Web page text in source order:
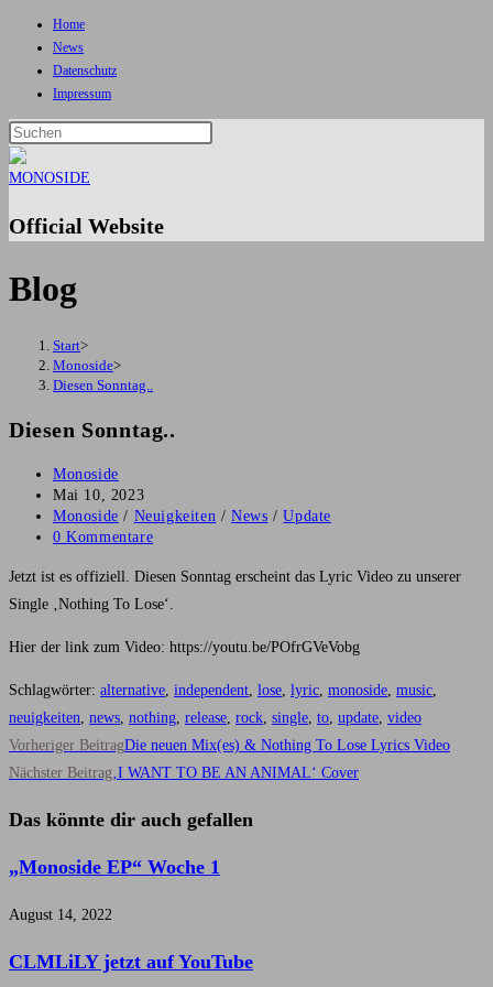
Inhalt
springen
Home
News
Datenschutz
Impressum
the
Official Website
Blog
Start>
Monoside>
Diesen Sonntag..
Diesen Sonntag..
Beitrags-
Autor:
Monoside
Beitrag
veröffentlicht:
Mai 10, 2023
Beitrags-
Kategorie:
Monoside / Neuigkeiten / News / Update
Beitrags-
0 Kommentare
Jetzt ist es offiziell. Diesen Sonntag erscheint das Lyric Video zu unserer
Single ‚Nothing To Lose‘.
Hier der link zum Video: https://youtu.be/POfrGVeVobg
Schlagwörter: alternative independent lose lyric monoside music
neuigkeiten news nothing release rock single to update video
Weitere
Artikel
ansehen
Vorheriger BeitragDie neuen Mix(es) & Nothing To Lose Lyrics Video
Nächster Beitrag ‚I WANT TO BE AN ANIMAL‘ Cover
Das könnte dir auch gefallen
„Monoside EP“ Woche 1
August 14, 2022
CLMLiLY jetzt auf YouTube